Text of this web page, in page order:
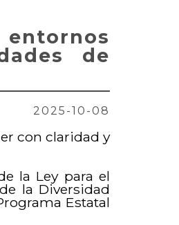
de
2025-10-08
con claridad y
la Ley para el
la Diversidad
Estatal